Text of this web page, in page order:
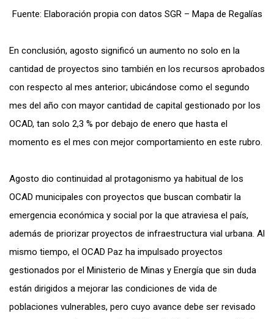
Fuente: Elaboración propia con datos SGR – Mapa de Regalías
En conclusión, agosto significó un aumento no solo en la
cantidad de proyectos sino también en los recursos aprobados
con respecto al mes anterior; ubicándose como el segundo
mes del año con mayor cantidad de capital gestionado por los
OCAD, tan solo 2,3 % por debajo de enero que hasta el
momento es el mes con mejor comportamiento en este rubro.
Agosto dio continuidad al protagonismo ya habitual de los
OCAD municipales con proyectos que buscan combatir la
emergencia económica y social por la que atraviesa el país,
además de priorizar proyectos de infraestructura vial urbana. Al
mismo tiempo, el OCAD Paz ha impulsado proyectos
gestionados por el Ministerio de Minas y Energía que sin duda
están dirigidos a mejorar las condiciones de vida de
poblaciones vulnerables, pero cuyo avance debe ser revisado